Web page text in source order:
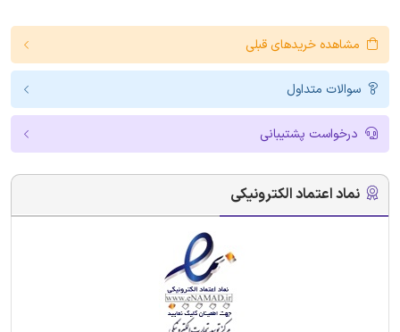
مشاهده خریدهای قبلی
سوالات متداول
درخواست پشتیبانی
نماد اعتماد الکترونیکی